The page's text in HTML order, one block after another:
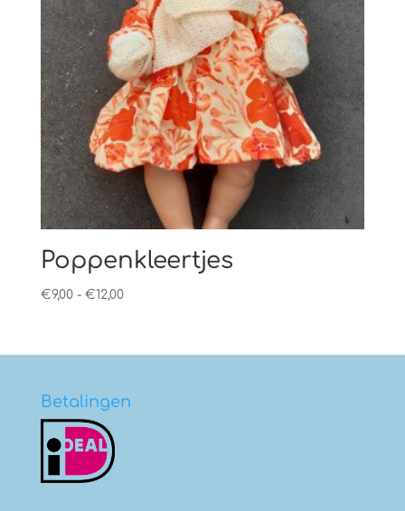
Poppenkleertjes
€9,00 - €12,00Prijsklasse:
€12,00
Betalingen